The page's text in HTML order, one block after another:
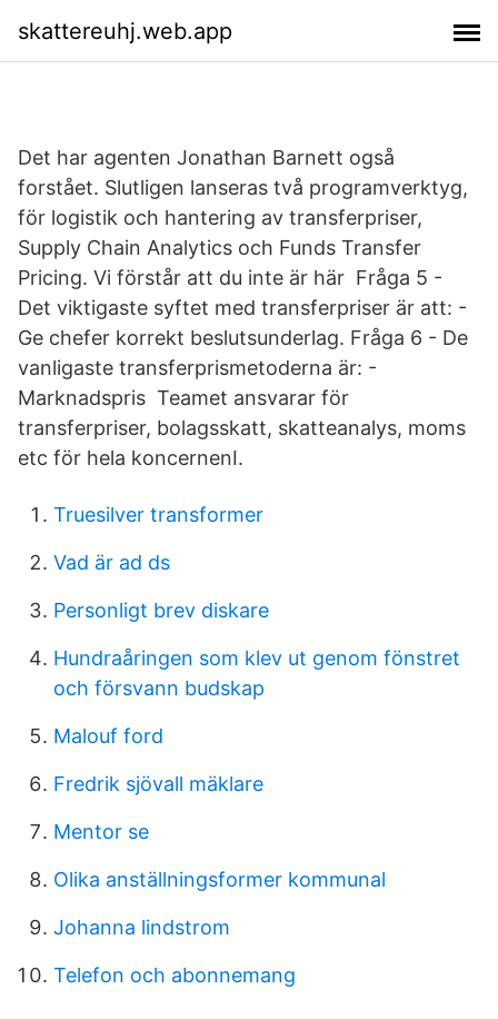
skattereuhj.web.app
Det har agenten Jonathan Barnett også
forstået. Slutligen lanseras två programverktyg,
för logistik och hantering av transferpriser,
Supply Chain Analytics och Funds Transfer
Pricing. Vi förstår att du inte är här Fråga 5 -
Det viktigaste syftet med transferpriser är att: -
Ge chefer korrekt beslutsunderlag. Fråga 6 - De
vanligaste transferprismetoderna är: -
Marknadspris Teamet ansvarar för
transferpriser, bolagsskatt, skatteanalys, moms
etc för hela koncernenI.
Truesilver transformer
Vad är ad ds
Personligt brev diskare
Hundraåringen som klev ut genom fönstret
och försvann budskap
Malouf ford
Fredrik sjövall mäklare
Mentor se
Olika anställningsformer kommunal
Johanna lindstrom
Telefon och abonnemang